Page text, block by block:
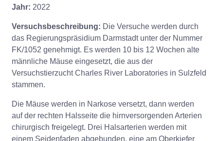
Jahr: 2022
Versuchsbeschreibung: Die Versuche werden durch
das Regierungspräsidium Darmstadt unter der Nummer
FK/1052 genehmigt. Es werden 10 bis 12 Wochen alte
männliche Mäuse eingesetzt, die aus der
Versuchstierzucht Charles River Laboratories in Sulzfeld
stammen.
Die Mäuse werden in Narkose versetzt, dann werden
auf der rechten Halsseite die hirnversorgenden Arterien
chirurgisch freigelegt. Drei Halsarterien werden mit
einem Seidenfaden abgebunden, eine am Oberkiefer